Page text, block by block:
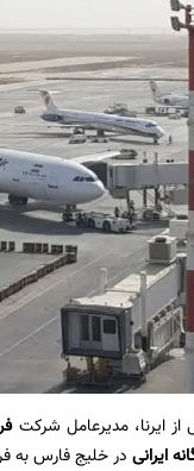
از ایرنا، مدیرعامل شرکت
ایرانی در خلیج فارس به